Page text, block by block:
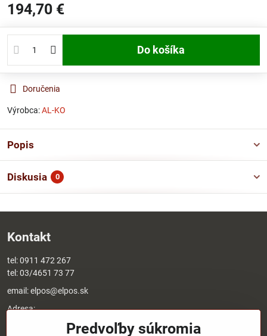
194,70 €
Do košíka
Doručenia
Výrobca:AL-KO
Popis
Diskusia 0
Kontakt
tel:0911 472 267
tel:03/4651 73 77
email:elpos@elpos.sk
Adresa:
Štefánikova 1470/50cPredvoľby súkromia